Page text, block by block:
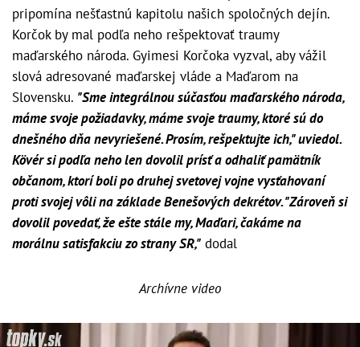
pripomína nešťastnú kapitolu našich spoločných dejín.
Korčok by mal podľa neho rešpektovať traumy
maďarského národa. Gyimesi Korčoka vyzval, aby vážil
slová adresované maďarskej vláde a Maďarom na
Slovensku. "Sme integrálnou súčasťou maďarského národa,
máme svoje požiadavky, máme svoje traumy, ktoré sú do
dnešného dňa nevyriešené. Prosím, rešpektujte ich," uviedol.
Kövér si podľa neho len dovolil prísť a odhaliť pamätník
občanom, ktorí boli po druhej svetovej vojne vysťahovaní
proti svojej vôli na základe Benešových dekrétov. "Zároveň si
dovolil povedať, že ešte stále my, Maďari, čakáme na
morálnu satisfakciu zo strany SR," dodal
Archívne video